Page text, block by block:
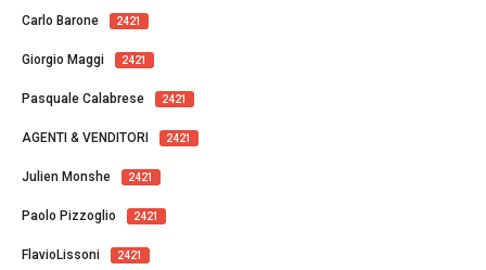
Carlo Barone 2421
Giorgio Maggi 2421
Pasquale Calabrese 2421
AGENTI & VENDITORI 2421
Julien Monshe 2421
Paolo Pizzoglio 2421
FlavioLissoni 2421